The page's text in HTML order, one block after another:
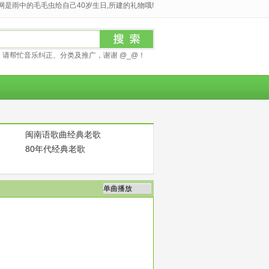
是雨中的毛毛虫给自己40岁生日,所建的礼物哦!
帮忙音乐纠正、分类及推广，谢谢 @_@！
闽南语歌曲经典老歌
80年代经典老歌